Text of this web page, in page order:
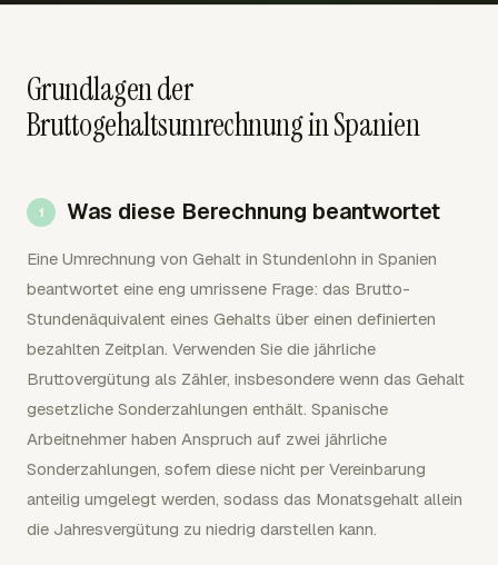
Grundlagen der
Bruttogehaltsumrechnung in Spanien
Was diese Berechnung beantwortet
Eine Umrechnung von Gehalt in Stundenlohn in Spanien
beantwortet eine eng umrissene Frage: das Brutto-
Stundenäquivalent eines Gehalts über einen definierten
bezahlten Zeitplan. Verwenden Sie die jährliche
Bruttovergütung als Zähler, insbesondere wenn das Gehalt
gesetzliche Sonderzahlungen enthält. Spanische
Arbeitnehmer haben Anspruch auf zwei jährliche
Sonderzahlungen, sofern diese nicht per Vereinbarung
anteilig umgelegt werden, sodass das Monatsgehalt allein
die Jahresvergütung zu niedrig darstellen kann.